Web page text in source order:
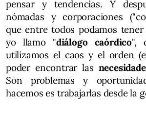
pensar y tendencias. Y
nómadas y corporaciones
que entre todos podamos
yo llamo "diálogo caórdico",
utilizamos el caos y el orden
poder encontrar las
Son problemas y
hacemos es trabajarlas desde la